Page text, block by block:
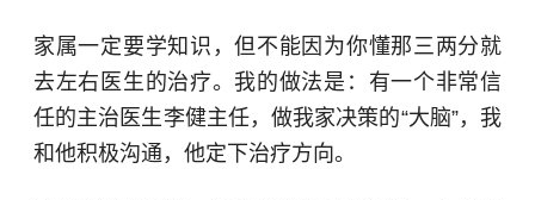
家属一定要学知识，但不能因为你懂那三两分就
去左右医生的治疗。我的做法是：有一个非常信
任的主治医生李健主任，做我家决策的“大脑”，我
和他积极沟通，他定下治疗方向。